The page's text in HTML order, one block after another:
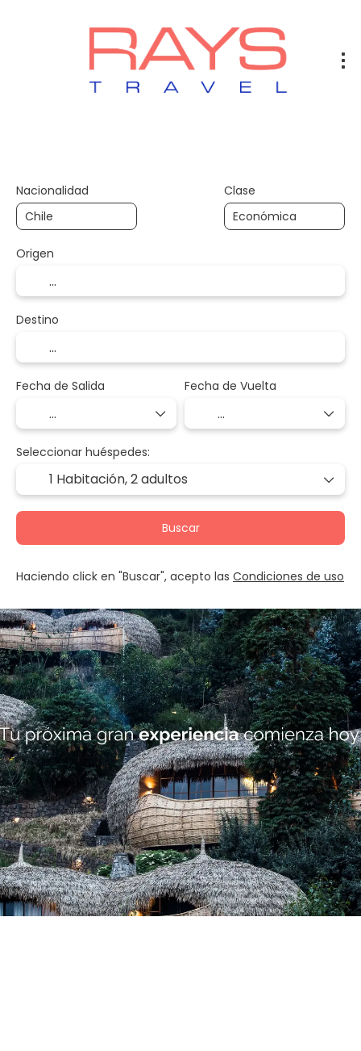
Nacionalidad Clase
Origen
Destino
Fecha de Salida Fecha de Vuelta
Seleccionar huéspedes:
1 Habitación,2 adultos
Buscar
Haciendo click en "Buscar", acepto las Condiciones de uso